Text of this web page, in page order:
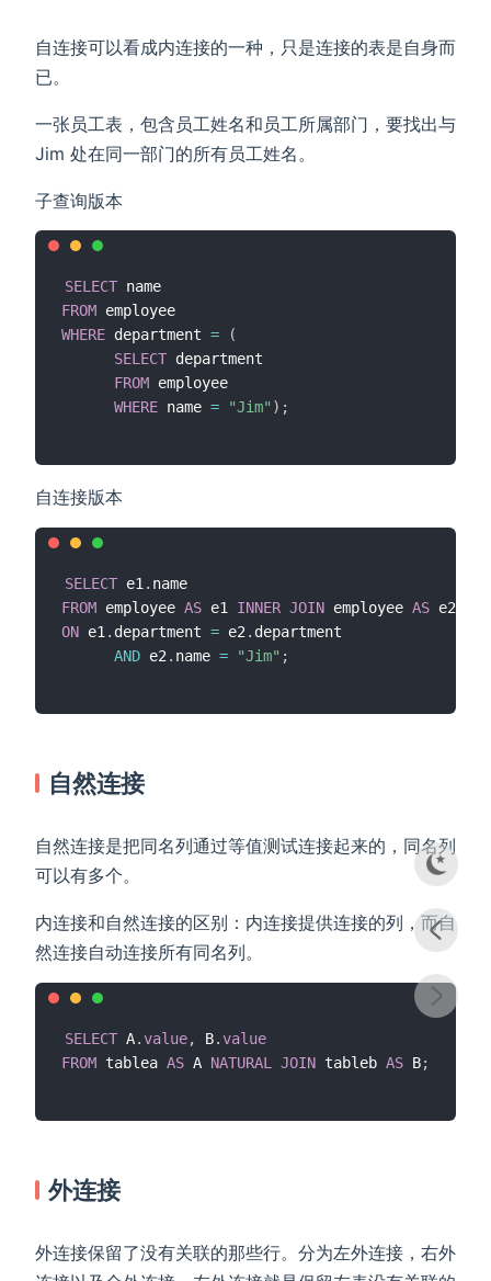
自连接可以看成内连接的一种，只是连接的表是自身而
已。
一张员工表，包含员工姓名和员工所属部门，要找出与
Jim 处在同一部门的所有员工姓名。
子查询版本
SELECT
FROM
WHERE department =
(
SELECT department
FROM employee
WHERE name = "Jim" ) ;
自连接版本
SELECT e1 .
FROM employee AS e1 INNER JOIN employee AS
ON e1 . department = e2 . department
AND e2 . name = "Jim" ;
自然连接
自然连接是把同名列通过等值测试连接起来的，同名列
可以有多个。
内连接和自然连接的区别：内连接提供连接的列，而自
然连接自动连接所有同名列。
SELECT A.value, B.value
FROM tablea AS A NATURAL JOIN tableb AS B;
外连接
外连接保留了没有关联的那些行。分为左外连接，右外